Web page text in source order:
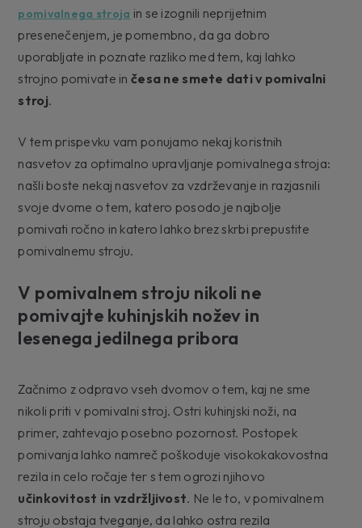
pomivalnega stroja in se izognili neprijetnim
presenečenjem, je pomembno, da ga dobro
uporabljate in poznate razliko med tem, kaj lahko
strojno pomivate inčesa ne smete dati v pomivalni
stroj.
V tem prispevku vam ponujamo nekaj koristnih
nasvetov za optimalno upravljanje pomivalnega stroja:
našli boste nekaj nasvetov za vzdrževanje in razjasnili
svoje dvome o tem, katero posodo je najbolje
pomivati ročno in katero lahko brez skrbi prepustite
pomivalnemu stroju.
V pomivalnem stroju nikoli ne
pomivajte kuhinjskih nožev in
lesenega jedilnega pribora
Začnimo z odpravo vseh dvomov o tem, kaj ne sme
nikoli priti v pomivalni stroj. Ostri kuhinjski noži, na
primer, zahtevajo posebno pozornost. Postopek
pomivanja lahko namreč poškoduje visokokakovostna
rezila in celo ročaje ter s tem ogrozi njihovo
učinkovitost in vzdržljivost. Ne le to, v pomivalnem
stroju obstaja tveganje, da lahko ostra rezila